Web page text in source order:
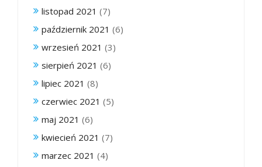
listopad 2021 (7)
październik 2021 (6)
wrzesień 2021 (3)
sierpień 2021 (6)
lipiec 2021 (8)
czerwiec 2021 (5)
maj 2021 (6)
kwiecień 2021 (7)
marzec 2021 (4)